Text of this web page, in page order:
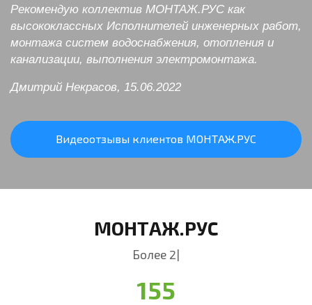
Рекомендую коллектив МОНТАЖ.РУС как
высококлассных Исполнителей инженерных работ,
монтажа систем водоснабжения, отопления и
канализации, выполнения электромонтажа.
Дмитрий Некрасов, 15.06.2022
Видеоотзывы клиентов МОНТАЖ.РУС
МОНТАЖ.РУС
Более 20 лет в сфере ус
155